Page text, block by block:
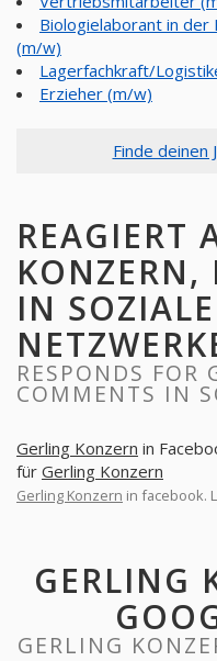
Biologielaborant in
(m/w)
Lagerfachkraft/
Erzieher (m/w)
Finde deinen
REAGIERT
KONZERN,
IN
RESPONDS FOR
COMMENTS IN
Gerling Konzern in
für Gerling Konzern
Gerling Konzern in facebook.
GERLING
GERLING